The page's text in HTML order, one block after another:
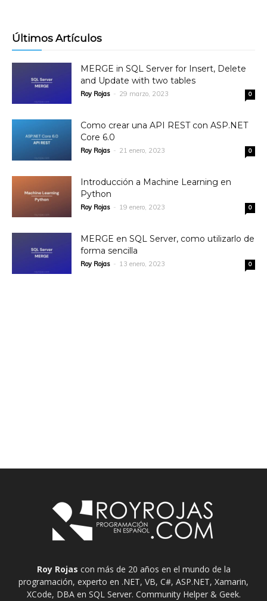
Últimos Artículos
MERGE in SQL Server for Insert, Delete
and Update with two tables
Roy Rojas - 29 marzo, 2023 0
Como crear una API REST con ASP.NET
Core 6.0
Roy Rojas - 21 enero, 2023 0
Introducción a Machine Learning en
Python
Roy Rojas - 19 enero, 2023 0
MERGE en SQL Server, como utilizarlo de
forma sencilla
Roy Rojas - 13 enero, 2023 0
Roy Rojas con más de 20 años en el mundo de la
programación, experto en .NET, VB, C#, ASP.NET, Xamarin,
XCode, DBA en SQL Server. Community Helper & Geek.